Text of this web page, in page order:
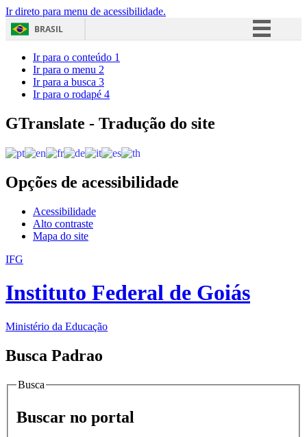
Ir direto para menu de acessibilidade.
BRASIL
Acesso à informação
Ir para o conteúdo 1
Ir para o menu 2
Ir para a busca 3
Ir para o rodapé 4
GTranslate - Tradução do site
Opções de acessibilidade
Acessibilidade
Alto contraste
Mapa do site
IFG
Instituto Federal de Goiás
Ministério da Educação
Busca Padrao
Busca
Buscar no portal